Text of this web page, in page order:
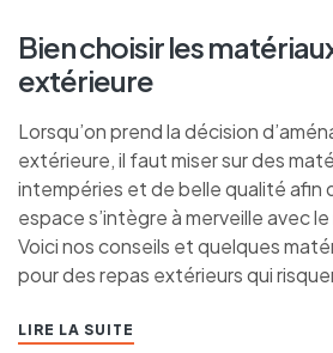
Bien choisir les
extérieure
Lorsqu’on prend la décision
extérieure, il faut miser sur des
intempéries et de belle qualité afin
espace s’intègre à merveille avec
Voici nos conseils et quelques
pour des repas extérieurs qui
LIRE LA SUITE